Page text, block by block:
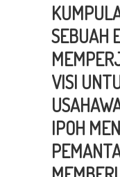
SEBUAH
VISI
IPOH